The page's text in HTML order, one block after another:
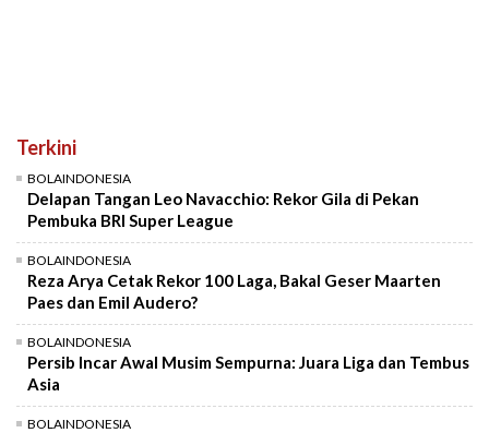
Terkini
BOLAINDONESIA
Delapan Tangan Leo Navacchio: Rekor Gila di Pekan
Pembuka BRI Super League
BOLAINDONESIA
Reza Arya Cetak Rekor 100 Laga, Bakal Geser Maarten
Paes dan Emil Audero?
BOLAINDONESIA
Persib Incar Awal Musim Sempurna: Juara Liga dan Tembus
Asia
BOLAINDONESIA